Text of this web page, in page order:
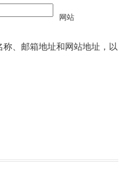
网站
、邮箱地址和网站地址，以